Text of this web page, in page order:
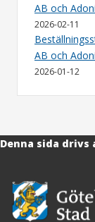
AB och
2026-02-11
AB och
2026-01-12
Denna sida drivs